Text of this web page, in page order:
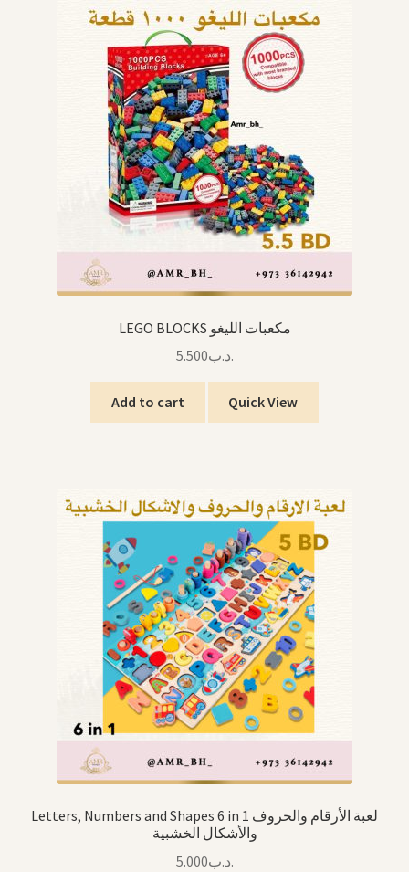
LEGO BLOCKS مكعبات الليغو
.د.ب5.500
Add to cart Quick View
Letters, Numbers and Shapes 6 in 1 لعبة الأرقام والحروف
والأشكال الخشبية
.د.ب5.000